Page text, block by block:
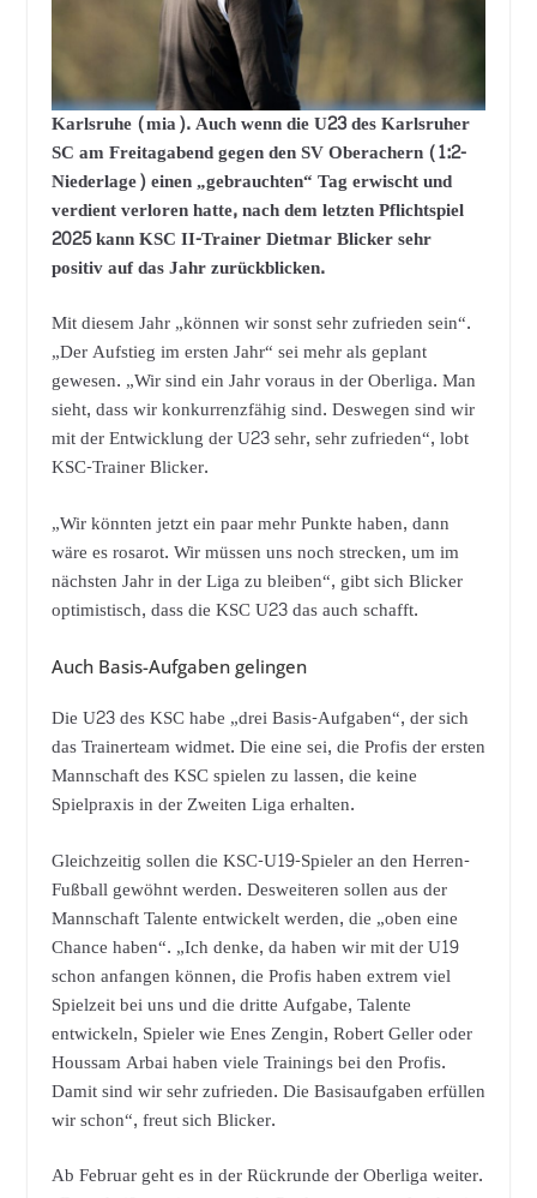
Karlsruhe (mia). Auch wenn die U23 des Karlsruher
SC am Freitagabend gegen den SV Oberachern (1:2-
Niederlage) einen „gebrauchten“ Tag erwischt und
verdient verloren hatte, nach dem letzten Pflichtspiel
2025 kann KSC II-Trainer Dietmar Blicker sehr
positiv auf das Jahr zurückblicken.
Mit diesem Jahr „können wir sonst sehr zufrieden sein“.
„Der Aufstieg im ersten Jahr“ sei mehr als geplant
gewesen. „Wir sind ein Jahr voraus in der Oberliga. Man
sieht, dass wir konkurrenzfähig sind. Deswegen sind wir
mit der Entwicklung der U23 sehr, sehr zufrieden“, lobt
KSC-Trainer Blicker.
„Wir könnten jetzt ein paar mehr Punkte haben, dann
wäre es rosarot. Wir müssen uns noch strecken, um im
nächsten Jahr in der Liga zu bleiben“, gibt sich Blicker
optimistisch, dass die KSC U23 das auch schafft.
Auch Basis-Aufgaben gelingen
Die U23 des KSC habe „drei Basis-Aufgaben“, der sich
das Trainerteam widmet. Die eine sei, die Profis der ersten
Mannschaft des KSC spielen zu lassen, die keine
Spielpraxis in der Zweiten Liga erhalten.
Gleichzeitig sollen die KSC-U19-Spieler an den Herren-
Fußball gewöhnt werden. Desweiteren sollen aus der
Mannschaft Talente entwickelt werden, die „oben eine
Chance haben“. „Ich denke, da haben wir mit der U19
schon anfangen können, die Profis haben extrem viel
Spielzeit bei uns und die dritte Aufgabe, Talente
entwickeln, Spieler wie Enes Zengin, Robert Geller oder
Houssam Arbai haben viele Trainings bei den Profis.
Damit sind wir sehr zufrieden. Die Basisaufgaben erfüllen
wir schon“, freut sich Blicker.
Ab Februar geht es in der Rückrunde der Oberliga weiter.